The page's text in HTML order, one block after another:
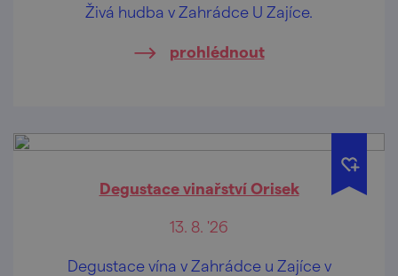
Živá hudba v Zahrádce U Zajíce.
prohlédnout
Degustace vinařství Orisek
13. 8. '26
Degustace vína v Zahrádce u Zajíce v